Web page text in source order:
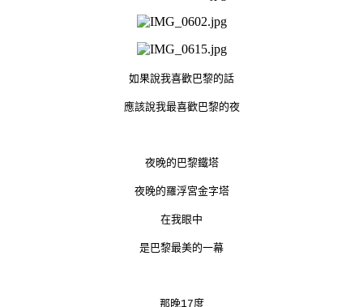
如果說我喜歡巴黎的話
應該說我最喜歡巴黎的夜
夜晚的巴黎鐵塔
夜晚的羅浮宮金字塔
在我眼中
是巴黎最美的一幕
那晚17度